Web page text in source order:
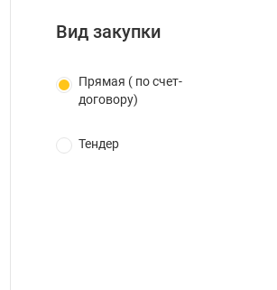
Вид закупки
Прямая ( по счет-
договору)
Тендер